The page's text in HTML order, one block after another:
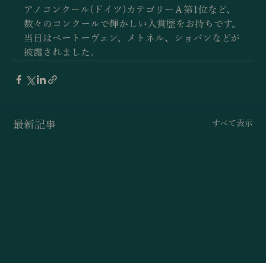
アノコンクール(ドイツ)カテゴリーＡ第1位など、
数々のコンクールで輝かしい入賞歴をお持ちです。
当日はベートーヴェン、メトネル、ショパンなどが
披露されました。
最新記事 すべて表示